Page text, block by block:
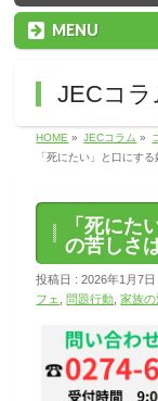
MENU
JECコラ
HOME » JECコラム »
「死にたい」と口にす
「死にた
の苦しさ
投稿日 : 2026年1月7日
フェ
問題行動 ,家族